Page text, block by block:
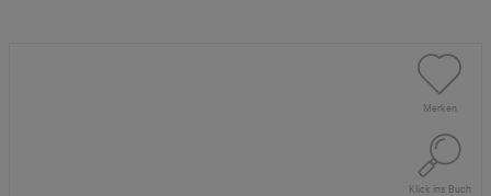
Merken
Klick ins Buch